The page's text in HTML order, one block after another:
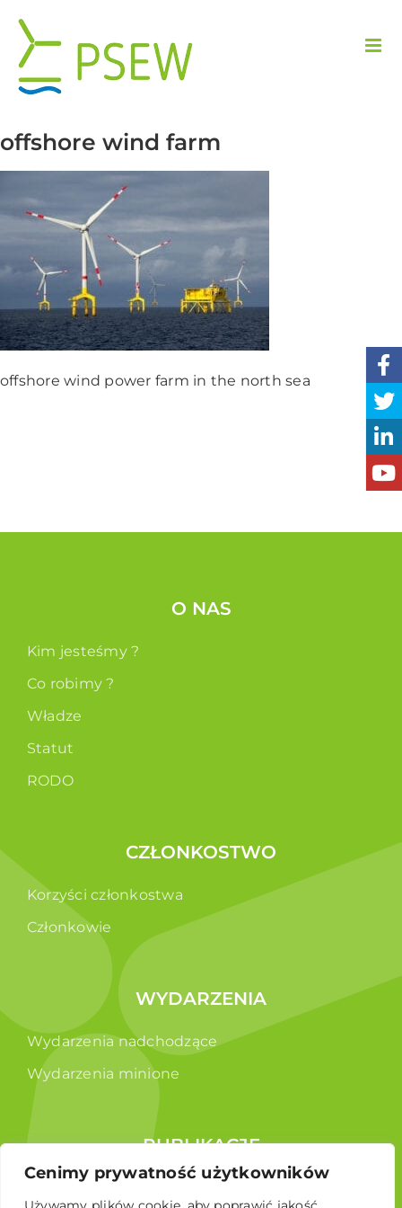
Cenimy prywatność użytkowników
zawartości
offshore wind farm
offshore wind power farm in the north sea
O NAS
Kim jesteśmy ?
Co robimy ?
Władze
Statut
RODO
CZŁONKOSTWO
Korzyści członkostwa
Członkowie
WYDARZENIA
Wydarzenia nadchodzące
Wydarzenia minione
PUBLIKACJE
Raporty